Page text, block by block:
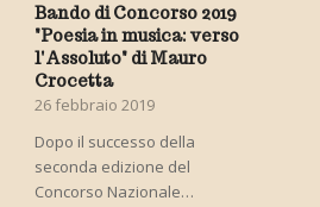
Bando di Concorso 2019
"Poesia in musica: verso
l'Assoluto" di Mauro
Crocetta
26 febbraio 2019
Dopo il successo della
seconda edizione del
Concorso Nazionale…